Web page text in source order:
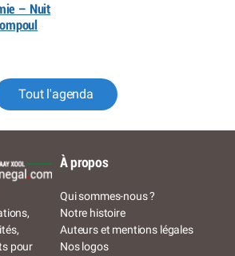
– Nuit
Tout l'agenda
pour
À propos
Qui sommes-nous ?
Notre histoire
Auteurs et mentions légales
Nos logos